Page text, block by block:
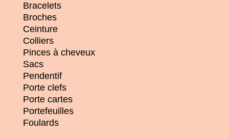
Bracelets
Broches
Ceinture
Colliers
Pinces à cheveux
Sacs
Pendentif
Porte clefs
Porte cartes
Portefeuilles
Foulards